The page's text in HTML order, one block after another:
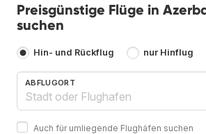
Preisgünstige Flüge in
suchen
Hin- und Rückflug nur Hinflug
ABFLUGORT
Auch für umliegende Flughäfen suchen